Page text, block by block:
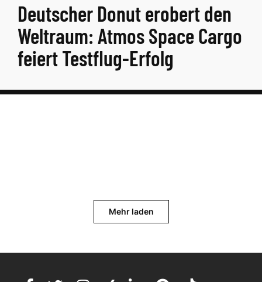
Deutscher Donut erobert den
Weltraum: Atmos Space Cargo
feiert Testflug-Erfolg
Mehr laden